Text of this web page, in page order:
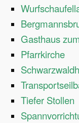
Gasthaus
Pfarrkirche
Tiefer Stollen